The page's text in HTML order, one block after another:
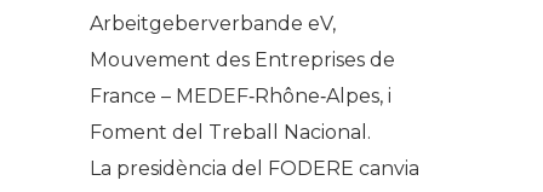
Arbeitgeberverbande eV,
Mouvement des Entreprises de
France – MEDEF‐Rhône‐Alpes, i
Foment del Treball Nacional.
La presidència del FODERE canvia